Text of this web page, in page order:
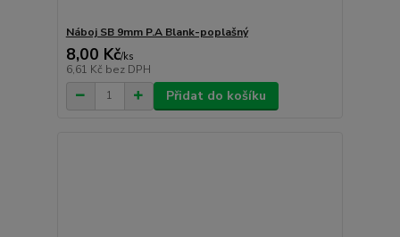
Náboj SB 9mm P.A Blank-poplašný
8,00 Kč/ks
6,61 Kč bez DPH
Přidat do košíku